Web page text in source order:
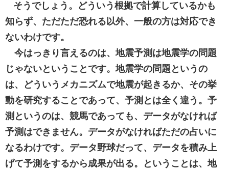
そうでしょう。どういう根拠で計算しているかも
知らず、ただただ恐れる以外、一般の方は対応でき
ないわけです。
今はっきり言えるのは、地震予測は地震学の問題
じゃないということです。地震学の問題というの
は、どういうメカニズムで地震が起きるか、その挙
動を研究することであって、予測とは全く違う。予
測というのは、競馬であっても、データがなければ
予測はできません。データがなければただの占いに
なるわけです。データ野球だって、データを積み上
げて予測をするから成果が出る。ということは、地